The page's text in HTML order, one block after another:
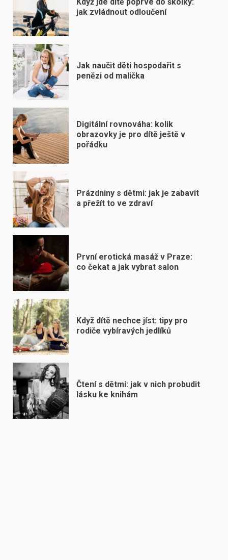
jak zvládnout odloučení
Jak naučit děti hospodařit s
penězi od malička
Digitální rovnováha: kolik
obrazovky je pro dítě ještě v
pořádku
Prázdniny s dětmi: jak je zabavit
a přežít to ve zdraví
První erotická masáž v Praze:
co čekat a jak vybrat salon
Když dítě nechce jíst: tipy pro
rodiče vybíravých jedlíků
Čtení s dětmi: jak v nich probudit
lásku ke knihám